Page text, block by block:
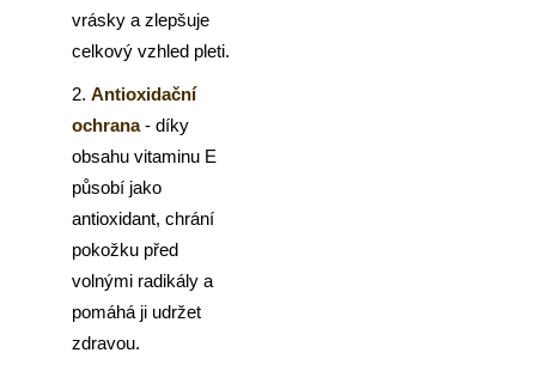
vrásky a zlepšuje
celkový vzhled pleti.
2. Antioxidační
ochrana- díky
obsahu vitaminu E
působí jako
antioxidant, chrání
pokožku před
volnými radikály a
pomáhá ji udržet
zdravou.